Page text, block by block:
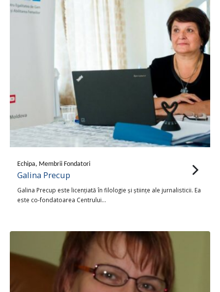
Echipa, Membrii Fondatori
Galina Precup
Galina Precup este licenţiată în filologie şi ştiinţe ale jurnalisticii. Ea
este co-fondatoarea Centrului…